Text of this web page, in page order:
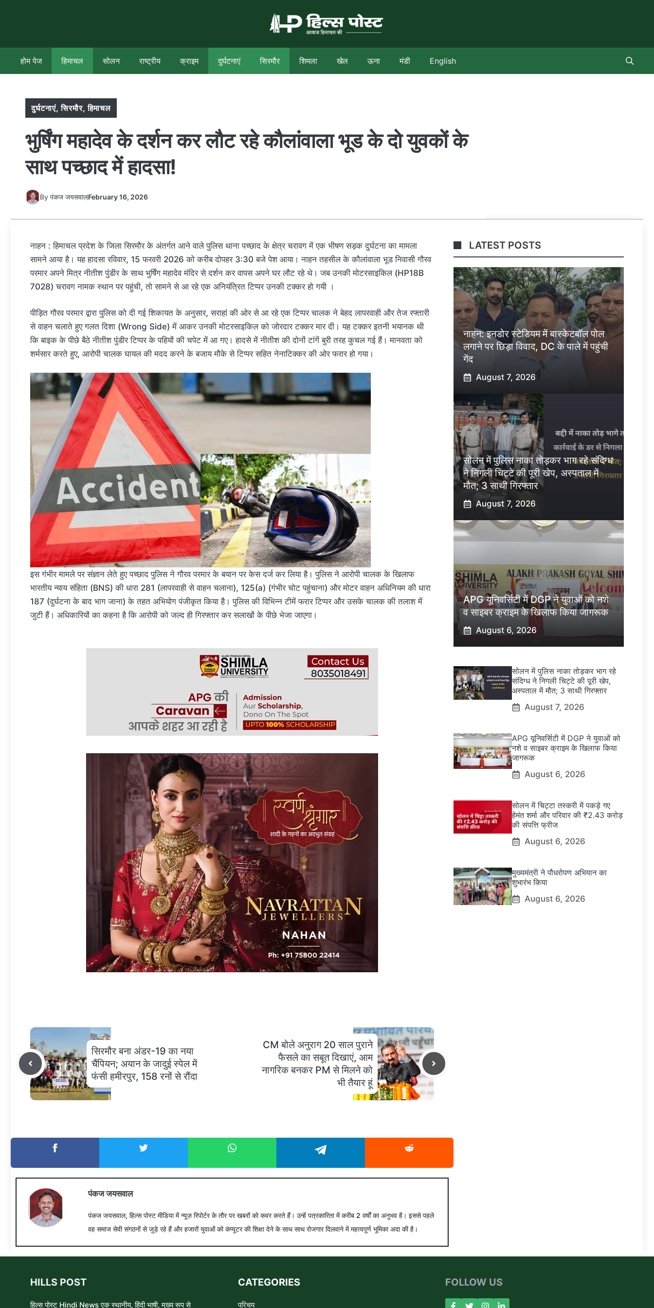
होम पेज हिमाचल सोलन राष्ट्रीय क्राइम दुर्घटनाएं सिरमौर शिमला खेल ऊना मंडी English
दुर्घटनाएं,सिरमौर,हिमाचल
भुर्षिंग महादेव के दर्शन कर लौट रहे कौलांवाला भूड के दो युवकों के
साथ पच्छाद में हादसा!
By पंकज जयसवालFebruary 16, 2026
नाहन : हिमाचल प्रदेश के जिला सिरमौर के अंतर्गत आने वाले पुलिस थाना पच्छाद के क्षेत्र चरावग में एक भीषण सड़क दुर्घटना का मामला
सामने आया है। यह हादसा रविवार, 15 फरवरी 2026 को करीब दोपहर 3:30 बजे पेश आया। नाहन तहसील के कौलांवाला भूड निवासी गौरव
परमार अपने मित्र नीतीश पुंडीर के साथ भुर्षिंग महादेव मंदिर से दर्शन कर वापस अपने घर लौट रहे थे। जब उनकी मोटरसाइकिल (HP18B
7028) चरावग नामक स्थान पर पहुंची, तो सामने से आ रहे एक अनियंत्रित टिप्पर उनकी टक्कर हो गयी ।
पीड़ित गौरव परमार द्वारा पुलिस को दी गई शिकायत के अनुसार, सराहां की ओर से आ रहे एक टिप्पर चालक ने बेहद लापरवाही और तेज रफ्तारी
से वाहन चलाते हुए गलत दिशा (Wrong Side) में आकर उनकी मोटरसाइकिल को जोरदार टक्कर मार दी। यह टक्कर इतनी भयानक थी
कि बाइक के पीछे बैठे नीतीश पुंडीर टिप्पर के पहियों की चपेट में आ गए। हादसे में नीतीश की दोनों टांगें बुरी तरह कुचल गई हैं। मानवता को
शर्मसार करते हुए, आरोपी चालक घायल की मदद करने के बजाय मौके से टिप्पर सहित नेनाटिक्कर की ओर फरार हो गया।
इस गंभीर मामले पर संज्ञान लेते हुए पच्छाद पुलिस ने गौरव परमार के बयान पर केस दर्ज कर लिया है। पुलिस ने आरोपी चालक के खिलाफ
भारतीय न्याय संहिता (BNS) की धारा 281 (लापरवाही से वाहन चलाना), 125(a) (गंभीर चोट पहुंचाना) और मोटर वाहन अधिनियम की धारा
187 (दुर्घटना के बाद भाग जाना) के तहत अभियोग पंजीकृत किया है। पुलिस की विभिन्न टीमें फरार टिप्पर और उसके चालक की तलाश में
जुटी हैं। अधिकारियों का कहना है कि आरोपी को जल्द ही गिरफ्तार कर सलाखों के पीछे भेजा जाएगा।
सिरमौर बना अंडर-19 का नया
चैंपियन; अयान के जादुई स्पेल में
फंसी हमीरपुर, 158 रनों से रौंदा
CM बोले अनुराग 20 साल पुराने
फैसले का सबूत दिखाएं, आम
नागरिक बनकर PM से मिलने को
भी तैयार हूं
पंकज जयसवाल
पंकज जयसवाल, हिल्स पोस्ट मीडिया में न्यूज़ रिपोर्टर के तौर पर खबरों को कवर करते हैं। उन्हें पत्रकारिता में करीब 2 वर्षों का अनुभव है। इससे पहले
वह समाज सेवी संगठनों से जुड़े रहे हैं और हजारों युवाओं को कंप्यूटर की शिक्षा देने के साथ साथ रोजगार दिलवाने में महत्वपूर्ण भूमिका अदा की है।
LATEST POSTS
नाहन: इनडोर स्टेडियम में बास्केटबॉल पोल
लगाने पर छिड़ा विवाद, DC के पाले में पहुंची
गेंद
August 7, 2026
सोलन में पुलिस नाका तोड़कर भाग रहे संदिग्ध
ने निगली चिट्टे की पूरी खेप, अस्पताल में
मौत; 3 साथी गिरफ्तार
August 7, 2026
APG यूनिवर्सिटी में DGP ने युवाओं को नशे
व साइबर क्राइम के खिलाफ किया जागरूक
August 6, 2026
सोलन में पुलिस नाका तोड़कर भाग रहे
संदिग्ध ने निगली चिट्टे की पूरी खेप,
अस्पताल में मौत; 3 साथी गिरफ्तार
August 7, 2026
APG यूनिवर्सिटी में DGP ने युवाओं को
नशे व साइबर क्राइम के खिलाफ किया
जागरूक
August 6, 2026
सोलन में चिट्टा तस्करी में पकड़े गए
हेमंत शर्मा और परिवार की ₹2.43 करोड़
की संपत्ति फ्रीज
August 6, 2026
मुख्यमंत्री ने पौधरोपण अभियान का
शुभारंभ किया
August 6, 2026
HILLS POST
हिल्स पोस्ट Hindi News एक स्थानीय, हिंदी भाषी, मुख्य रूप से
CATEGORIES
परिचय
FOLLOW US